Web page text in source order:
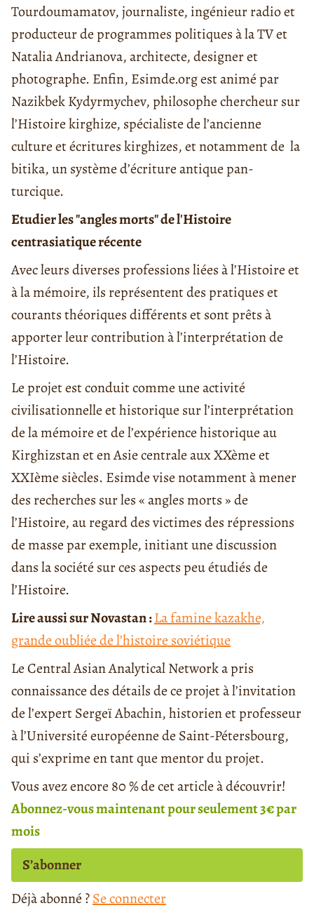
Tourdoumamatov, journaliste, ingénieur radio et
producteur de programmes politiques à la TV et
Natalia Andrianova, architecte, designer et
photographe. Enfin, Esimde.org est animé par
Nazikbek Kydyrmychev, philosophe chercheur sur
l’Histoire kirghize, spécialiste de l’ancienne
culture et écritures kirghizes, et notamment de la
bitika, un système d’écriture antique pan-
turcique.
Etudier les "angles morts" de l'Histoire
centrasiatique récente
Avec leurs diverses professions liées à l’Histoire et
à la mémoire, ils représentent des pratiques et
courants théoriques différents et sont prêts à
apporter leur contribution à l’interprétation de
l’Histoire.
Le projet est conduit comme une activité
civilisationnelle et historique sur l’interprétation
de la mémoire et de l’expérience historique au
Kirghizstan et en Asie centrale aux XXème et
XXIème siècles. Esimde vise notamment à mener
des recherches sur les « angles morts » de
l’Histoire, au regard des victimes des répressions
de masse par exemple, initiant une discussion
dans la société sur ces aspects peu étudiés de
l’Histoire.
Lire aussi sur Novastan :La famine kazakhe,
grande oubliée de l’histoire soviétique
Le Central Asian Analytical Network a pris
connaissance des détails de ce projet à l’invitation
de l’expert Sergeï Abachin, historien et professeur
à l’Université européenne de Saint-Pétersbourg,
qui s’exprime en tant que mentor du projet.
Vous avez encore 80 % de cet article à découvrir!
Abonnez-vous maintenant pour seulement 3€ par
mois
S’abonner
Déjà abonné ?Se connecter